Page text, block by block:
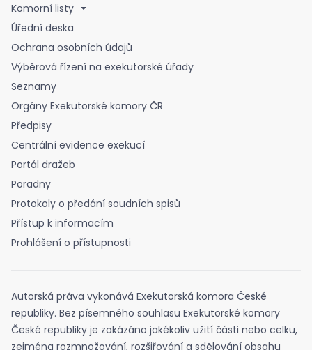
Komorní listy
Úřední deska
Ochrana osobních údajů
Výběrová řízení na exekutorské úřady
Seznamy
Orgány Exekutorské komory ČR
Předpisy
Centrální evidence exekucí
Portál dražeb
Poradny
Protokoly o předání soudních spisů
Přístup k informacím
Prohlášení o přístupnosti
Autorská práva vykonává Exekutorská komora České
republiky. Bez písemného souhlasu Exekutorské komory
České republiky je zakázáno jakékoliv užití části nebo celku,
zejména rozmnožování, rozšiřování a sdělování obsahu